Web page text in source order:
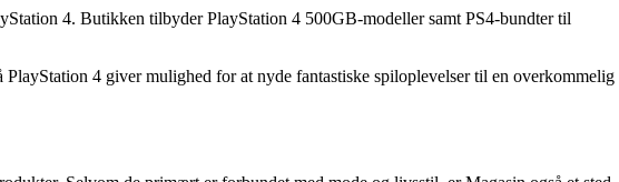
4. Butikken tilbyder PlayStation 4 500GB-modeller samt PS4-bundter til
4 giver mulighed for at nyde fantastiske spiloplevelser til en overkommelig